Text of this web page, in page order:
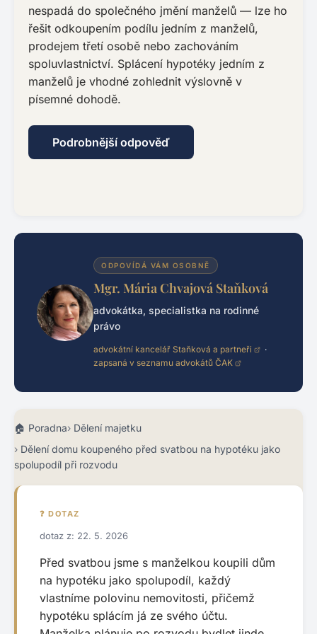
nespadá do společného jmění manželů — lze ho
řešit odkoupením podílu jedním z manželů,
prodejem třetí osobě nebo zachováním
spoluvlastnictví. Splácení hypotéky jedním z
manželů je vhodné zohlednit výslovně v
písemné dohodě.
Podrobnější odpověď
ODPOVÍDÁ VÁM OSOBNĚ
Mgr. Mária Chvajová Staňková
advokátka, specialistka na rodinné
právo
advokátní kancelář Staňková a partneři
·
zapsaná v seznamu advokátů ČAK
Poradna
Dělení majetku
Dělení domu koupeného před svatbou na hypotéku jako
spolupodíl při rozvodu
❓ DOTAZ
dotaz z: 22. 5. 2026
Před svatbou jsme s manželkou koupili dům
na hypotéku jako spolupodíl, každý
vlastníme polovinu nemovitosti, přičemž
hypotéku splácím já ze svého účtu.